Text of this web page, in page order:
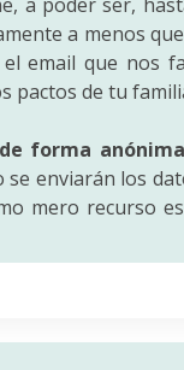
a menos
email que nos
pactos de tu
forma anónima
enviarán los
mero recurso